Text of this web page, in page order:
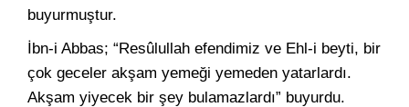
buyurmuştur.
İbn-i Abbas; “Resûlullah efendimiz ve Ehl-i beyti, bir
çok geceler akşam yemeği yemeden yatarlardı.
Akşam yiyecek bir şey bulamazlardı” buyurdu.